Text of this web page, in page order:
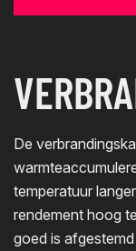
De
temperatuur
rendement hoog
goed is